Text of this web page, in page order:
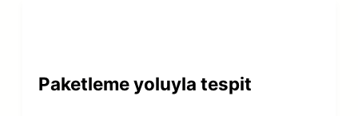
Paketleme yoluyla tespit